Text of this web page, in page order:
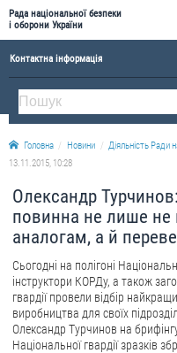
Рада національної безпеки
і оборони України
Контактна інформація
ПРО РНБОУ
Склад Ради національної безпеки і
Апарат Ради національної безпеки і
Історична довідка про діяльність Ради
ОФІЦІЙНІ ДОКУМЕНТИ
ПРЕСЦЕНТР
Новини
Drone Deals
Головна Новини
Діяльність Ради
13.11.2015, 10:28
Олександр
повинна не лише не
аналогам, а й
Сьогодні на полігоні
інструктори КОРДу, а також
гвардії провели відбір
виробництва для своїх
Олександр Турчинов на
Національної гвардії зразків